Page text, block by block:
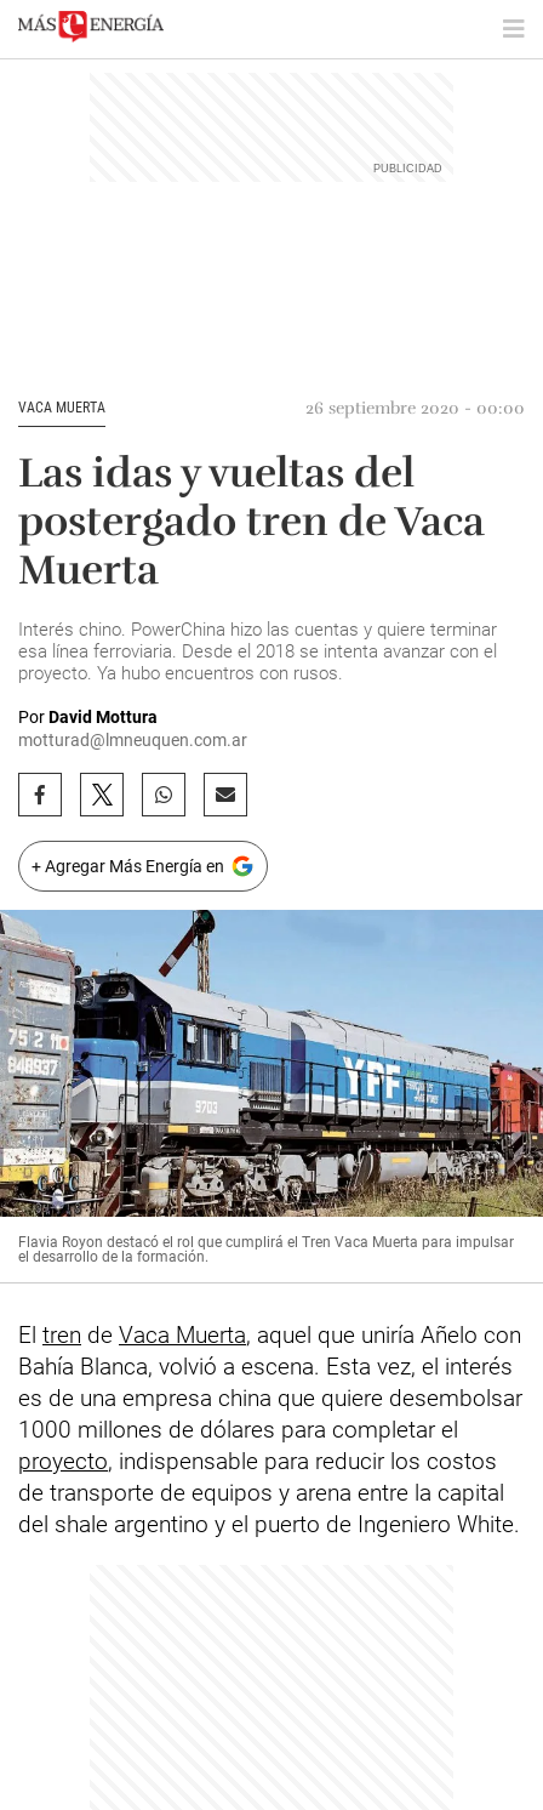
VACA MUERTA 26 septiembre 2020 - 00:00
Las idas y vueltas del
postergado tren de Vaca
Muerta
Interés chino. PowerChina hizo las cuentas y quiere terminar
esa línea ferroviaria. Desde el 2018 se intenta avanzar con el
proyecto. Ya hubo encuentros con rusos.
PorDavid Mottura
motturad@lmneuquen.com.ar
+ Agregar Más Energía en
Flavia Royon destacó el rol que cumplirá el Tren Vaca Muerta para impulsar
el desarrollo de la formación.
El tren de Vaca Muerta, aquel que uniría Añelo con
Bahía Blanca, volvió a escena. Esta vez, el interés
es de una empresa china que quiere desembolsar
1000 millones de dólares para completar el
proyecto, indispensable para reducir los costos
de transporte de equipos y arena entre la capital
del shale argentino y el puerto de Ingeniero White.